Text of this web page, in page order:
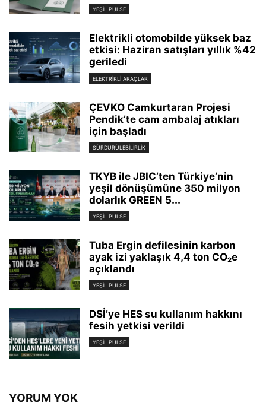
YEŞIL PULSE
Elektrikli otomobilde yüksek baz
etkisi: Haziran satışları yıllık %42
geriledi
ELEKTRIKLI ARAÇLAR
ÇEVKO Camkurtaran Projesi
Pendik’te cam ambalaj atıkları
için başladı
SÜRDÜRÜLEBILIRLIK
TKYB ile JBIC’ten Türkiye’nin
yeşil dönüşümüne 350 milyon
dolarlık GREEN 5...
YEŞIL PULSE
Tuba Ergin defilesinin karbon
ayak izi yaklaşık 4,4 ton CO₂e
açıklandı
YEŞIL PULSE
DSİ’ye HES su kullanım hakkını
fesih yetkisi verildi
YEŞIL PULSE
YORUM YOK